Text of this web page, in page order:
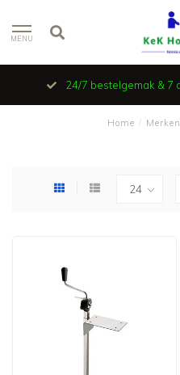
MENU
dagen per week bereikbaar
Home Merken